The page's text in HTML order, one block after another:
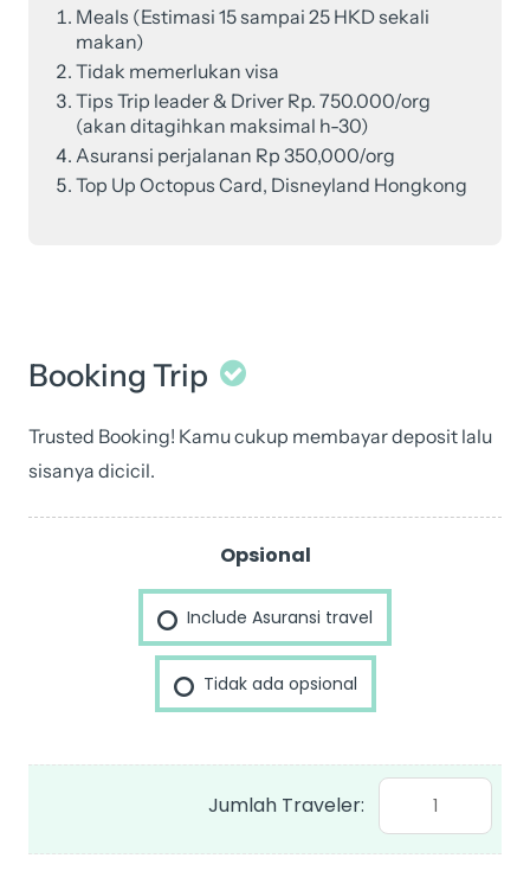
Meals (Estimasi 15 sampai 25 HKD sekali
makan)
Tidak memerlukan visa
Tips Trip leader & Driver Rp. 750.000/org
(akan ditagihkan maksimal h-30)
Asuransi perjalanan Rp 350,000/org
Top Up Octopus Card, Disneyland Hongkong
Booking Trip
Trusted Booking! Kamu cukup membayar deposit lalu
sisanya dicicil.
Opsional
Include Asuransi travel
Tidak ada opsional
Jan
2025
Macau
a
by